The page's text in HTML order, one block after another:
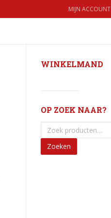
MIJN ACCOUNT
WINKELMAND
OP ZOEK NAAR?
Zoeken